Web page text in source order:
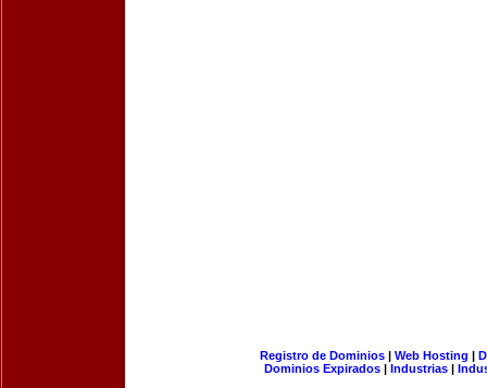
Registro de Dominios| Web Hosting |
Dominios Expirados | Industrias |